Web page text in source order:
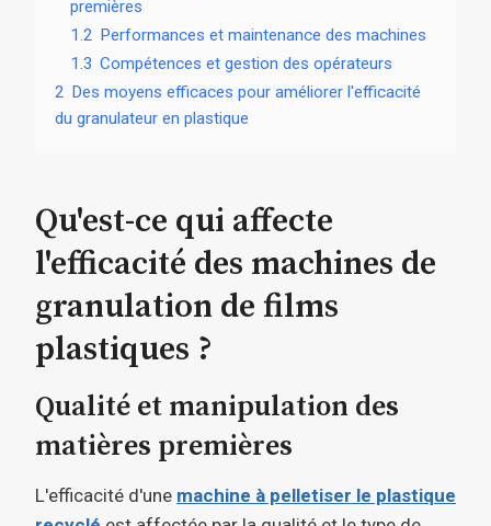
premières
1.2 Performances et maintenance des machines
1.3 Compétences et gestion des opérateurs
2 Des moyens efficaces pour améliorer l'efficacité
du granulateur en plastique
Qu'est-ce qui affecte
l'efficacité des machines de
granulation de films
plastiques ?
Qualité et manipulation des
matières premières
L'efficacité d'une machine à pelletiser le plastique